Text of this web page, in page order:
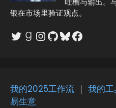
v
e
银在市场里验证观点。
Twitter
Goodreads
Instagram
GitHub
Bluesky
我的2025工作流 ｜ 我的
易生意